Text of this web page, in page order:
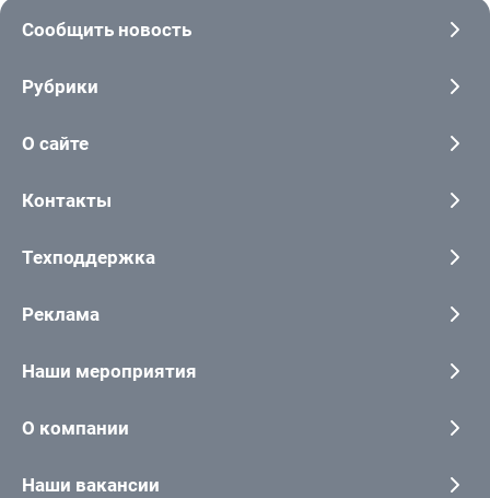
Сообщить новость
Рубрики
О сайте
Контакты
Техподдержка
Реклама
Наши мероприятия
О компании
Наши вакансии